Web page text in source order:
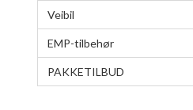
Veibil
EMP-tilbehør
PAKKETILBUD